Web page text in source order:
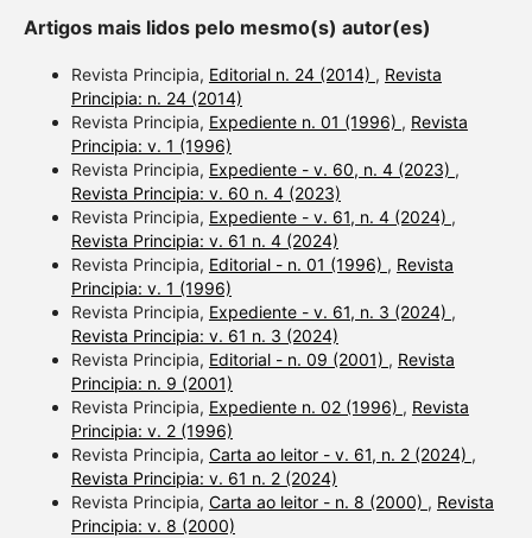
Artigos mais lidos pelo mesmo(s) autor(es)
Revista Principia, Editorial n. 24 (2014) , Revista
Principia: n. 24 (2014)
Revista Principia, Expediente n. 01 (1996) , Revista
Principia: v. 1 (1996)
Revista Principia, Expediente - v. 60, n. 4 (2023) ,
Revista Principia: v. 60 n. 4 (2023)
Revista Principia, Expediente - v. 61, n. 4 (2024) ,
Revista Principia: v. 61 n. 4 (2024)
Revista Principia, Editorial - n. 01 (1996) , Revista
Principia: v. 1 (1996)
Revista Principia, Expediente - v. 61, n. 3 (2024) ,
Revista Principia: v. 61 n. 3 (2024)
Revista Principia, Editorial - n. 09 (2001) , Revista
Principia: n. 9 (2001)
Revista Principia, Expediente n. 02 (1996) , Revista
Principia: v. 2 (1996)
Revista Principia, Carta ao leitor - v. 61, n. 2 (2024) ,
Revista Principia: v. 61 n. 2 (2024)
Revista Principia, Carta ao leitor - n. 8 (2000) , Revista
Principia: v. 8 (2000)